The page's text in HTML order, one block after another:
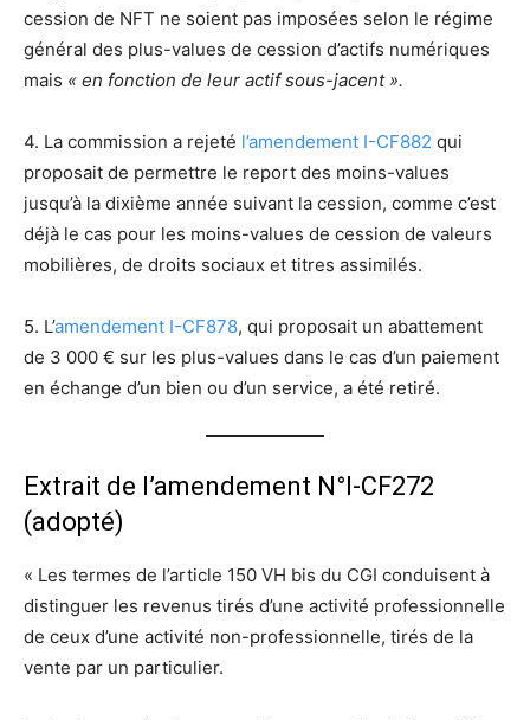
cession de NFT ne soient pas imposées selon le régime
général des plus-values de cession d’actifs numériques
mais « en fonction de leur actif sous-jacent ».
4. La commission a rejeté l’amendement I-CF882 qui
proposait de permettre le report des moins-values
jusqu’à la dixième année suivant la cession, comme c’est
déjà le cas pour les moins-values de cession de valeurs
mobilières, de droits sociaux et titres assimilés.
5. L’amendement I-CF878, qui proposait un abattement
de 3 000 € sur les plus-values dans le cas d’un paiement
en échange d’un bien ou d’un service, a été retiré.
Extrait de l’amendement N°I-CF272
(adopté)
« Les termes de l’article 150 VH bis du CGI conduisent à
distinguer les revenus tirés d’une activité professionnelle
de ceux d’une activité non-professionnelle, tirés de la
vente par un particulier.